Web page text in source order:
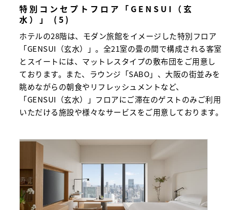
特別コンセプトフロア「GENSUI（玄
水）」 (5)
ホテルの28階は、モダン旅館をイメージした特別フロア
「GENSUI（玄水）」。全21室の畳の間で構成される客室
とスイートには、マットレスタイプの敷布団をご用意し
ております。また、ラウンジ「SABO」、大阪の街並みを
眺めながらの朝食やリフレッシュメントなど、
「GENSUI（玄水）」フロアにご滞在のゲストのみご利用
いただける施設や様々なサービスをご用意しております。